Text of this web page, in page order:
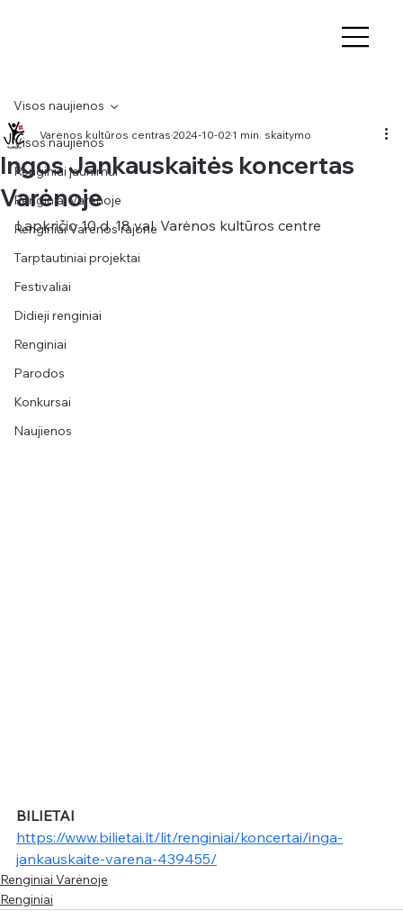
Visos naujienos
Renginiai jaunimui
Renginiai Varėnoje
Renginiai Varėnos rajone
Tarptautiniai projektai
Festivaliai
Didieji renginiai
Renginiai
Parodos
Konkursai
Naujienos
Visos naujienos
Ingos Jankauskaitės koncertas
Varėnoje
Varėnos kultūros centras 2024-10-02 1 min. skaitymo
Lapkričio 10 d. 18 val. Varėnos kultūros centre
BILIETAI
https://www.bilietai.lt/lit/renginiai/koncertai/inga-
jankauskaite-varena-439455/
Renginiai Varėnoje
Renginiai